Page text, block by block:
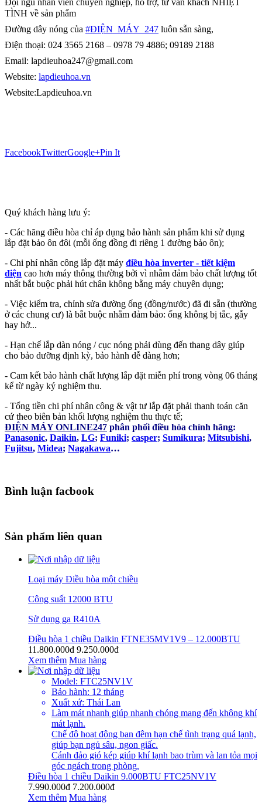
TÌNH về sản phẩm
Đường dây nóng của #ĐIỆN_MÁY_247 luôn sẵn sàng,
Điện thoại: 024 3565 2168 – 0978 79 4886; 09189 2188
Email: lapdieuhoa247@gmail.com
Website: lapdieuhoa.vn
Website:Lapdieuhoa.vn
FacebookTwitterGoogle+Pin It
Quý khách hàng lưu ý:
- Các hãng điều hòa chỉ áp dụng bảo hành sản phẩm khi sử dụng
lắp đặt bảo ôn đôi (mỗi ống đồng đi riêng 1 đường bảo ôn);
- Chi phí nhân công lắp đặt máy điều hòa inverter - tiết kiệm
điện cao hơn máy thông thường bởi vì nhằm đảm bảo chất lượng tốt
nhất bắt buộc phải hút chân không bằng máy chuyên dụng;
- Việc kiểm tra, chỉnh sửa đường ống (đồng/nước) đã đi sẵn (thường
ở các chung cư) là bắt buộc nhằm đảm bảo: ống không bị tắc, gẫy
hay hở...
- Hạn chế lắp dàn nóng / cục nóng phải dùng đến thang dây giúp
cho bảo dưỡng định kỳ, bảo hành dễ dàng hơn;
- Cam kết bảo hành chất lượng lắp đặt miễn phí trong vòng 06 tháng
kể từ ngày ký nghiệm thu.
- Tổng tiền chi phí nhân công & vật tư lắp đặt phải thanh toán căn
cứ theo biên bản khối lượng nghiệm thu thực tế;
ĐIỆN MÁY ONLINE247 phân phối điều hòa chính hãng:
Panasonic, Daikin, LG; Funiki; casper; Sumikura; Mitsubishi,
Fujitsu, Midea; Nagakawa…
Bình luận facbook
Sản phẩm liên quan
Loại máy Điều hòa một chiều
Công suất 12000 BTU
Sử dụng ga R410A
Điều hòa 1 chiều Daikin FTNE35MV1V9 – 12.000BTU
11.800.000đ 9.250.000đ
Xem thêm Mua hàng
Model: FTC25NV1V
Bảo hành: 12 tháng
Xuất xứ: Thái Lan
Làm mát nhanh giúp nhanh chóng mang đến không khí
mát lạnh.
Chế độ hoạt động ban đêm hạn chế tình trạng quá lạnh,
giúp bạn ngủ sâu, ngon giấc.
Cánh đảo gió kép giúp khí lạnh bao trùm và lan tỏa mọi
góc ngách trong phòng.
Điều hòa 1 chiều Daikin 9.000BTU FTC25NV1V
7.990.000đ 7.200.000đ
Xem thêm Mua hàng